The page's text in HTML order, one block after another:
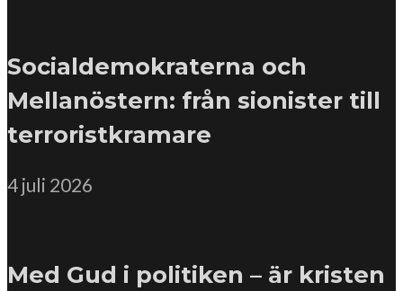
Socialdemokraterna och
Mellanöstern: från sionister till
terroristkramare
4 juli 2026
Med Gud i politiken – är kristen